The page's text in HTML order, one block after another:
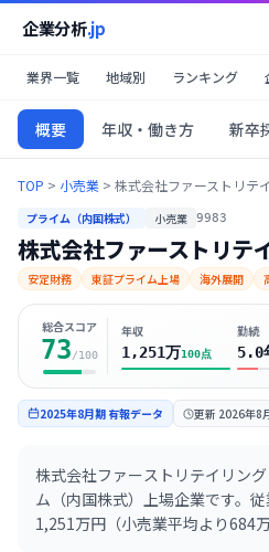
企業分析.jp
業界一覧 地域別 ランキング
概要 年収・働き方 新卒
TOP > 小売業 > 株式会社ファーストリテ
プライム（内国株式） 小売業 9983
株式会社ファーストリテ
安定財務 東証プライム上場 海外展開
総合スコア
73/100
年収
1,251万100点
勤続
5.0
2025年8月期 有報データ 更新 2026年8
株式会社ファーストリテイリン
ム（内国株式）上場企業です。
1,251万円（小売業平均より684